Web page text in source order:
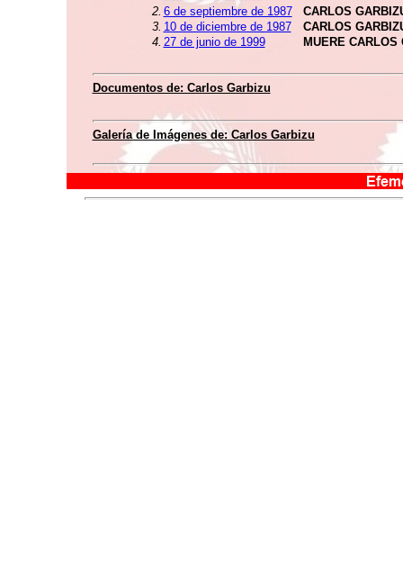
2. 6 de septiembre de 1987
CARLOS
3. 10 de diciembre de 1987
CARLOS
4. 27 de junio de 1999 MUERE CARLOS
Documentos de: Carlos Garbizu
Galería de Imágenes de: Carlos Garbizu